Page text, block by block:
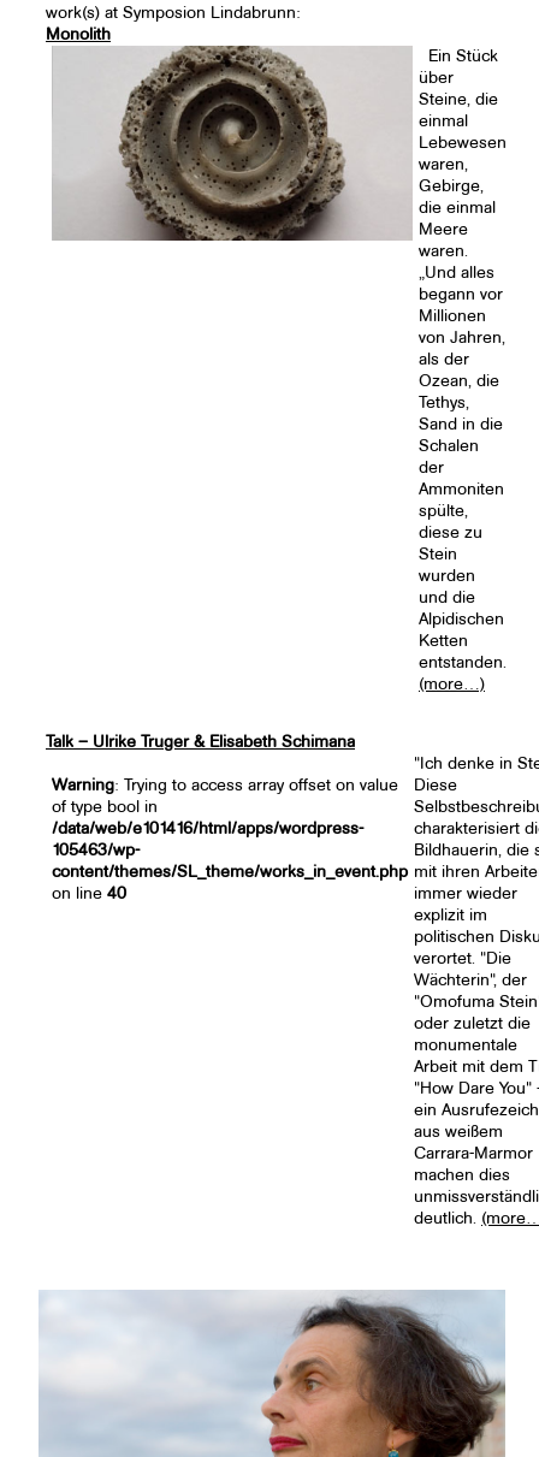
work(s) at Symposion Lindabrunn:
Monolith
Ein Stück
über
Steine, die
einmal
Lebewesen
waren,
Gebirge,
die einmal
Meere
waren.
„Und alles
begann vor
Millionen
von Jahren,
als der
Ozean, die
Tethys,
Sand in die
Schalen
der
Ammoniten
spülte,
diese zu
Stein
wurden
und die
Alpidischen
Ketten
entstanden.
(more…)
Talk – Ulrike Truger & Elisabeth Schimana
Warning: Trying to access array offset on value
of type bool in
/data/web/e101416/html/apps/wordpress-
105463/wp-
content/themes/SL_theme/works_in_event.php
on line 40
"Ich denke in
Diese
charakterisiert
Bildhauerin, die
mit ihren
immer wieder
explizit im
politischen
verortet. "Die
Wächterin", der
"Omofuma
oder zuletzt die
monumentale
Arbeit mit dem
"How Dare You"
ein
aus weißem
Carrara-Marmor
machen dies
deutlich.